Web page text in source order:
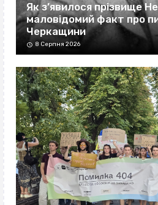
Як з’явилося прізвище
маловідомий факт про
Черкащини
8 Серпня 2026